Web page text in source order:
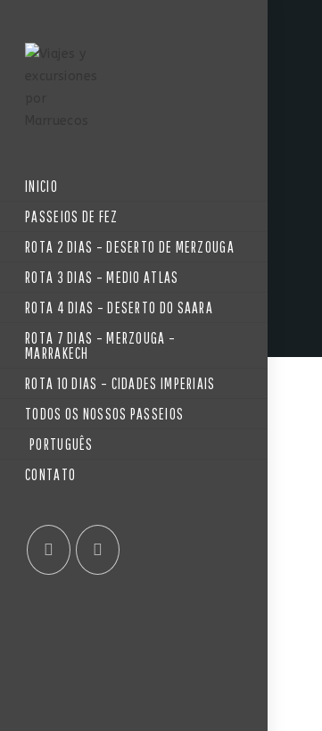
INICIO
PASSEIOS DE FEZ
ROTA 2 DIAS – DESERTO DE MERZOUGA
ROTA 3 DIAS – MEDIO ATLAS
ROTA 4 DIAS – DESERTO DO SAARA
ROTA 7 DIAS – MERZOUGA –
MARRAKECH
ROTA 10 DIAS – CIDADES IMPERIAIS
TODOS OS NOSSOS PASSEIOS
PORTUGUÊS
CONTATO